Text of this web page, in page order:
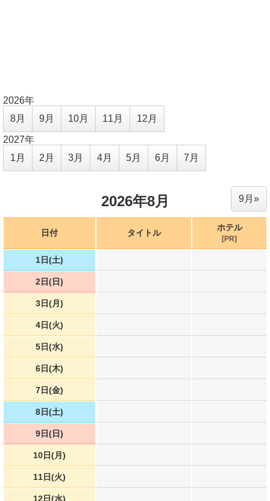
2026年
8月
9月 10月 11月 12月
2027年
1月
2月 3月 4月 5月 6月 7月
2026年8月 9月»
日付 タイトル
ホテル
[PR]
1日(土)
2日(日)
3日(月)
4日(火)
5日(水)
6日(木)
7日(金)
8日(土)
9日(日)
10日(月)
11日(火)
12日(水)